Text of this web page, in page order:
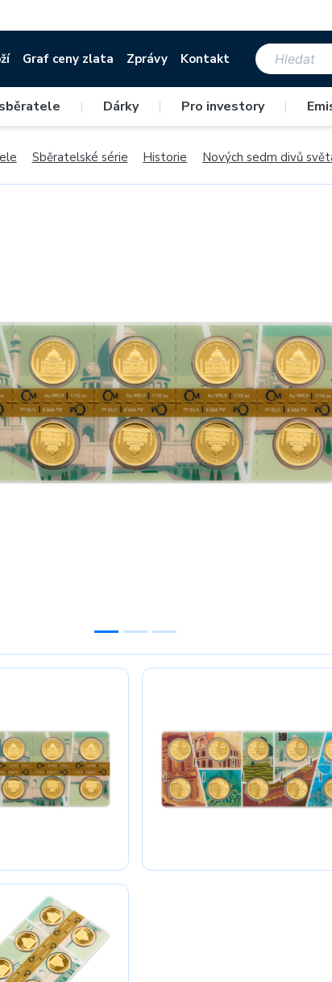
Graf ceny zlata Zprávy Kontakt
| Dárky | Pro investory |
Sběratelské série Historie Nových sedm divů